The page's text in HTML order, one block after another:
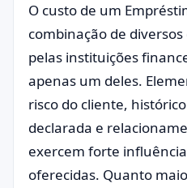
O custo de um
combinação de
pelas instituições
apenas um deles.
risco do cliente,
declarada e
exercem forte
oferecidas. Quanto